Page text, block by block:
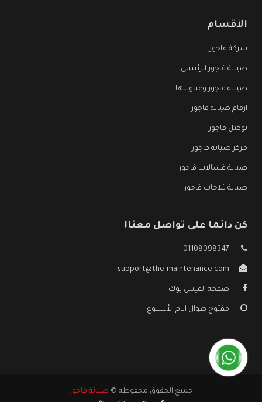
الأقسام
شركة فاجور
صيانة فاجور الرئيسي
صيانة فاجور وعناوينها
ارقام صيانة فاجور
توكيل فاجور
مركز صيانة فاجور
صيانة غسالات فاجور
صيانة ثلاجات فاجور
كن دائما على تواصل معنا!
01108098347
support@the-maintenance.com
صفحة الفيس بوك
مفتوح طوال ايام الأسبوع
جميع الحقوق محفوظه © صيانة فاجور